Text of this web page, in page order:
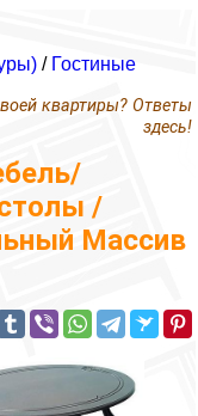
/ Гостиные
квартиры? Ответы
здесь!
/
Массив